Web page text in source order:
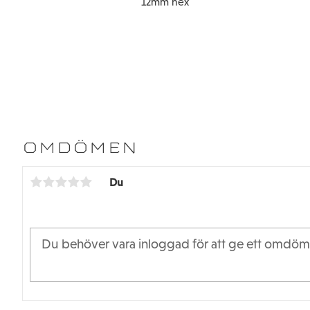
OMDÖMEN
Du